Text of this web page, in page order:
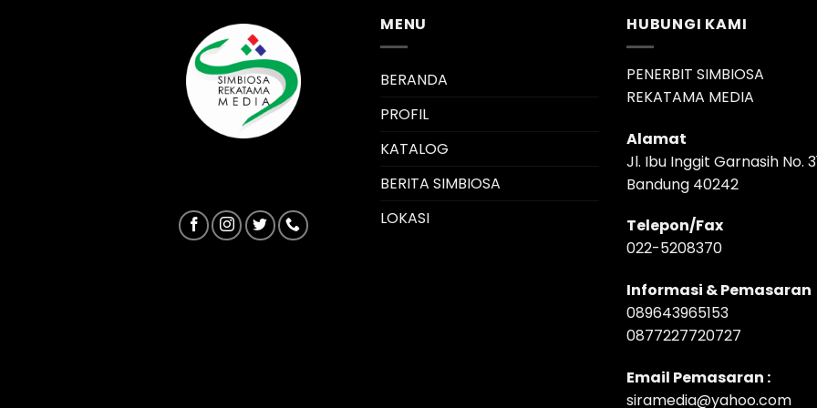
MENU
BERANDA
PROFIL
KATALOG
BERITA SIMBIOSA
LOKASI
HUBUNGI KAMI
PENERBIT SIMBIOSA
REKATAMA MEDIA
Alamat
Jl. Ibu Inggit Garnasih No.
Bandung 40242
Telepon/Fax
022-5208370
Informasi & Pemasaran
089643965153
0877227720727
Email Pemasaran :
siramedia@yahoo.com